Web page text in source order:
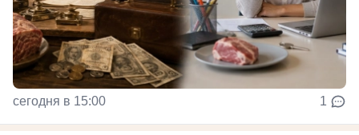
сегодня в 15:00 1